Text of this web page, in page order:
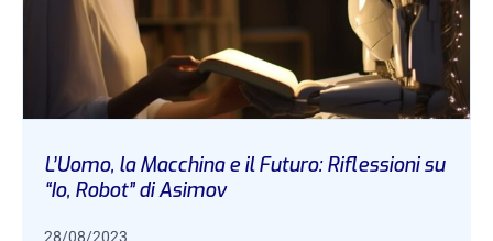
L’Uomo, la Macchina e il Futuro: Riflessioni su
“Io, Robot” di Asimov